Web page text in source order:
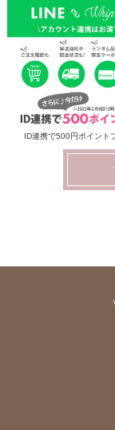
ID連携で500円ポイント